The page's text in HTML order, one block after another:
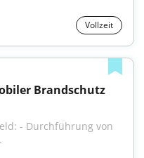
Vollzeit
Brandschutz
- Durchführung von